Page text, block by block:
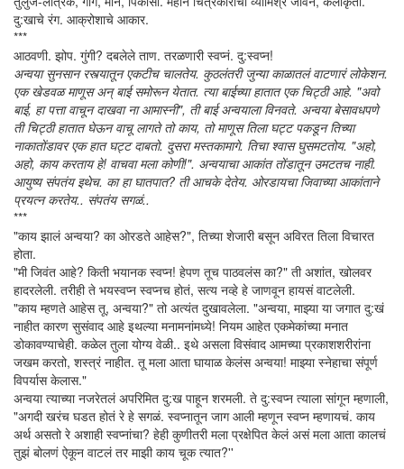
दु:खाचे रंग. आक्रोशाचे आकार.
***
आठवणी. झोप. गुंगी? दबलेले ताण. तरळणारी स्वप्नं. दु:स्वप्न!
अन्वया सुनसान रस्त्यातून एकटीच चालतेय. कुठलंतरी जुन्या काळातलं वाटणारं लोकेशन.
एक खेडवळ माणूस अन् बाई समोरून येतात. त्या बाईच्या हातात एक चिट्ठी आहे. "अवो
बाई, हा पत्ता वाचून दाखवा ना आमास्नी", ती बाई अन्वयाला विनवते. अन्वया बेसावधपणे
ती चिट्ठी हातात घेऊन वाचू लागते तो काय, तो माणूस तिला घट्ट पकडून तिच्या
नाकातोंडावर एक हात घट्ट दाबतो. दुसरा मस्तकामागे. तिचा श्वास घुसमटतोय. "अहो,
अहो, काय करताय हे! वाचवा मला कोणी!". अन्वयाचा आकांत तोंडातून उमटतच नाही.
आयुष्य संपतंय इथेच. का हा घातपात? ती आचके देतेय. ओरडायचा जिवाच्या आकांताने
प्रयत्न करतेय.. संपतंय सगळं..
***
"काय झालं अन्वया? का ओरडते आहेस?", तिच्या शेजारी बसून अविरत तिला विचारत
होता.
"मी जिवंत आहे? किती भयानक स्वप्न! हेपण तूच पाठवलंस का?" ती अशांत, खोलवर
हादरलेली. तरीही ते भयस्वप्न स्वप्नच होतं, सत्य नव्हे हे जाणवून हायसं वाटलेली.
"काय म्हणते आहेस तू, अन्वया?" तो अत्यंत दुखावलेला. "अन्वया, माझ्या या जगात दु:खं
नाहीत कारण सुसंवाद आहे इथल्या मनामनांमध्ये! नियम आहेत एकमेकांच्या मनात
डोकावण्याचेही. कळेल तुला योग्य वेळी.. इथे असला विसंवाद आमच्या प्रकाशशरीरांना
जखम करतो, शस्त्रं नाहीत. तू मला आता घायाळ केलंस अन्वया! माझ्या स्नेहाचा संपूर्ण
विपर्यास केलास."
अन्वया त्याच्या नजरेतलं अपरिमित दु:ख पाहून शरमली. ते दु:स्वप्न त्याला सांगून म्हणाली,
"अगदी खरंच घडत होतं रे हे सगळं. स्वप्नातून जाग आली म्हणून स्वप्न म्हणायचं. काय
अर्थ असतो रे अशाही स्वप्नांचा? हेही कुणीतरी मला प्रक्षेपित केलं असं मला आता कालचं
तुझं बोलणं ऐकून वाटलं तर माझी काय चूक त्यात?''